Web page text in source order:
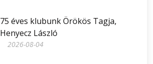
75 éves klubunk Örökös Tagja,
Henyecz László
2026-08-04